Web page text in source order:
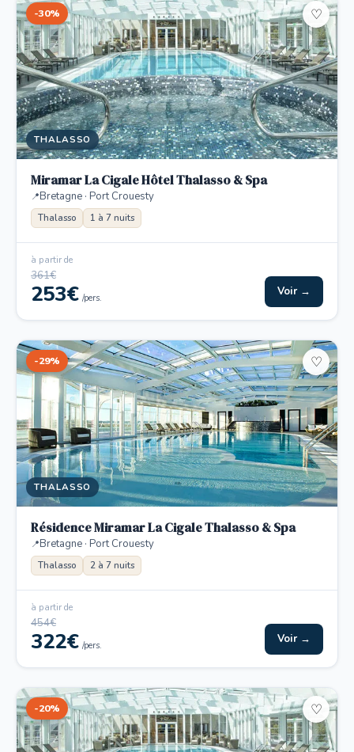
-30%
THALASSO
♡
Miramar La Cigale Hôtel Thalasso & Spa
Bretagne · Port Crouesty
Thalasso 1 à 7 nuits
à partir de
361€
253€ /pers. Voir →
-29%
THALASSO
♡
Résidence Miramar La Cigale Thalasso & Spa
Bretagne · Port Crouesty
Thalasso 2 à 7 nuits
à partir de
454€
322€ /pers. Voir →
-20% ♡